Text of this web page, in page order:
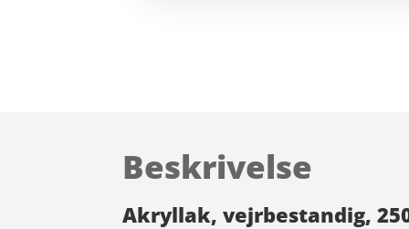
Beskrivelse
Akryllak, vejrbestandig,